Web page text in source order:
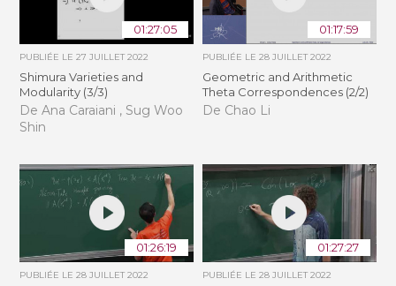
01:27:05
PUBLIÉE LE27 JUILLET 2022
Shimura Varieties and
Modularity (3/3)
De Ana Caraiani , Sug Woo
Shin
01:17:59
PUBLIÉE LE 28 JUILLET 2022
Geometric and Arithmetic
Theta Correspondences (2/2)
De Chao Li
01:26:19
PUBLIÉE LE28 JUILLET 2022
01:27:27
PUBLIÉE LE 28 JUILLET 2022